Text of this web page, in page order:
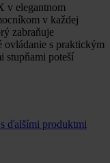
v elegantnom
v každej
zabraňuje
ovládanie s praktickým
stupňami poteší
ďalšími produktmi